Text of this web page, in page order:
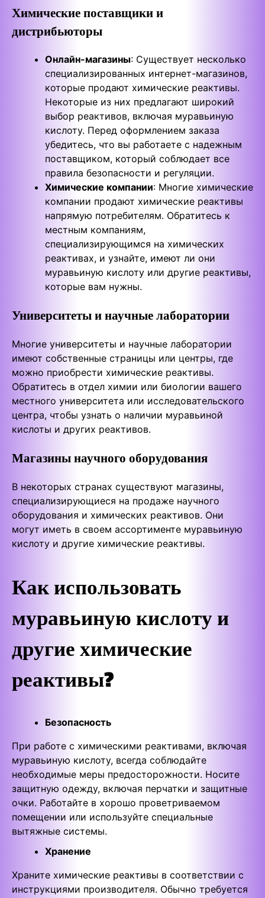
Химические поставщики и
дистрибьюторы
Онлайн-магазины: Существует несколько
специализированных интернет-магазинов,
которые продают химические реактивы.
Некоторые из них предлагают широкий
выбор реактивов, включая муравьиную
кислоту. Перед оформлением заказа
убедитесь, что вы работаете с надежным
поставщиком, который соблюдает все
правила безопасности и регуляции.
Химические компании: Многие химические
компании продают химические реактивы
напрямую потребителям. Обратитесь к
местным компаниям,
специализирующимся на химических
реактивах, и узнайте, имеют ли они
муравьиную кислоту или другие реактивы,
которые вам нужны.
Университеты и научные лаборатории
Многие университеты и научные лаборатории
имеют собственные страницы или центры, где
можно приобрести химические реактивы.
Обратитесь в отдел химии или биологии вашего
местного университета или исследовательского
центра, чтобы узнать о наличии муравьиной
кислоты и других реактивов.
Магазины научного оборудования
В некоторых странах существуют магазины,
специализирующиеся на продаже научного
оборудования и химических реактивов. Они
могут иметь в своем ассортименте муравьиную
кислоту и другие химические реактивы.
Как использовать
муравьиную кислоту и
другие химические
реактивы?
Безопасность
При работе с химическими реактивами, включая
муравьиную кислоту, всегда соблюдайте
необходимые меры предосторожности. Носите
защитную одежду, включая перчатки и защитные
очки. Работайте в хорошо проветриваемом
помещении или используйте специальные
вытяжные системы.
Хранение
Храните химические реактивы в соответствии с
инструкциями производителя. Обычно требуется